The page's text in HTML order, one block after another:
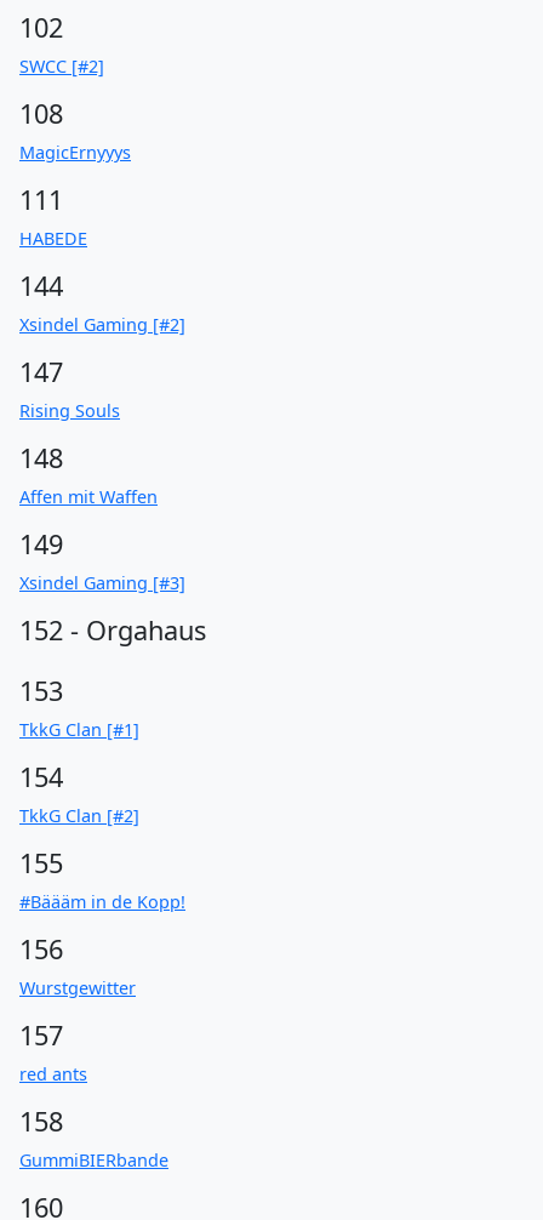
102
SWCC [#2]
108
MagicErnyyys
111
HABEDE
144
Xsindel Gaming [#2]
147
Rising Souls
148
Affen mit Waffen
149
Xsindel Gaming [#3]
152 - Orgahaus
153
TkkG Clan [#1]
154
TkkG Clan [#2]
155
#Bäääm in de Kopp!
156
Wurstgewitter
157
red ants
158
GummiBIERbande
160